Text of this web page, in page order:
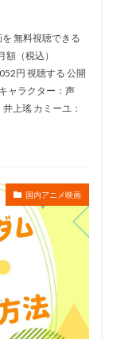
粟野志門
細田雅弘
綾瀬はるか
雅則
竹野谷咲
笠原弘子
笹本優子
篠原恵美
世紀フォックス
無料視聴できる
（税込）
円 視聴する 公開
ャラクター：声
上瑤 カミーユ：
国内アニメ映画